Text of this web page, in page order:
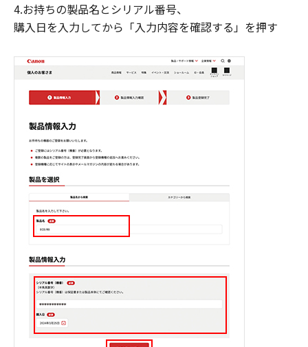
4.お持ちの製品名とシリアル番号、
購入日を入力してから「入力内容を確認する」を押す